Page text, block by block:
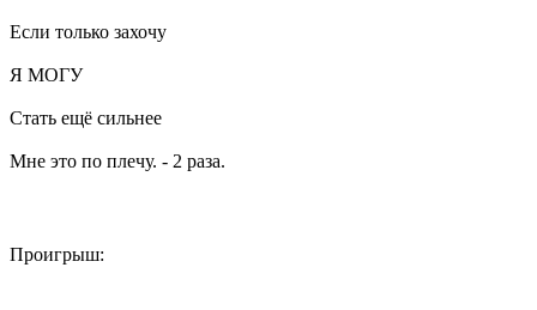
Если только захочу
Я МОГУ
Стать ещё сильнее
Мне это по плечу. - 2 раза.
Проигрыш: